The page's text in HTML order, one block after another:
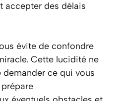
accepter des délais
évite de confondre
Cette lucidité ne
ce qui vous